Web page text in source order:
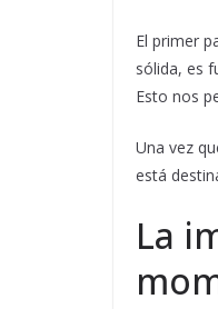
El primer
sólida, es
Esto nos
Una vez
está
La